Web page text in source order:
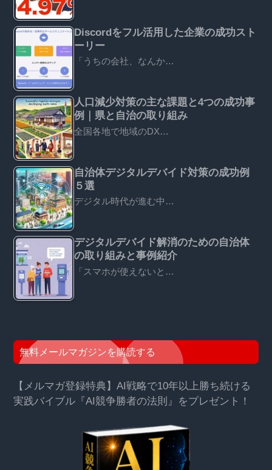
Discordをフル活用した企業の成功スト
ーリー
「うちの会社、なんか…
人口減少対策の主な課題と4つの成功事
例｜県と自治の取り組み
全国各地で地域のDX…
自治体デジタルデバイド対策の成功例
５選
デジタル時代が進む中…
デジタルデバイド解消のための自治体
の取り組みと事例紹介
「スマホが使えないと…
無料メールマガジンを購読する
【メルマガ登録特典】AI戦略で10年以上勝ち続ける
実践バイブル『AI競争勝者の法則』をプレゼント！